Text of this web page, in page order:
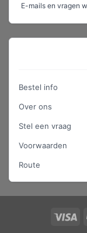
E-mails en vragen
Bestel info
Over ons
Stel een vraag
Voorwaarden
Route